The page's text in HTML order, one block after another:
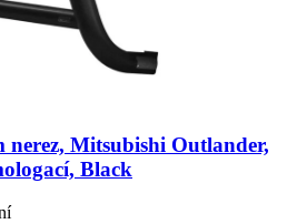
Mitsubishi Outlander,
Black